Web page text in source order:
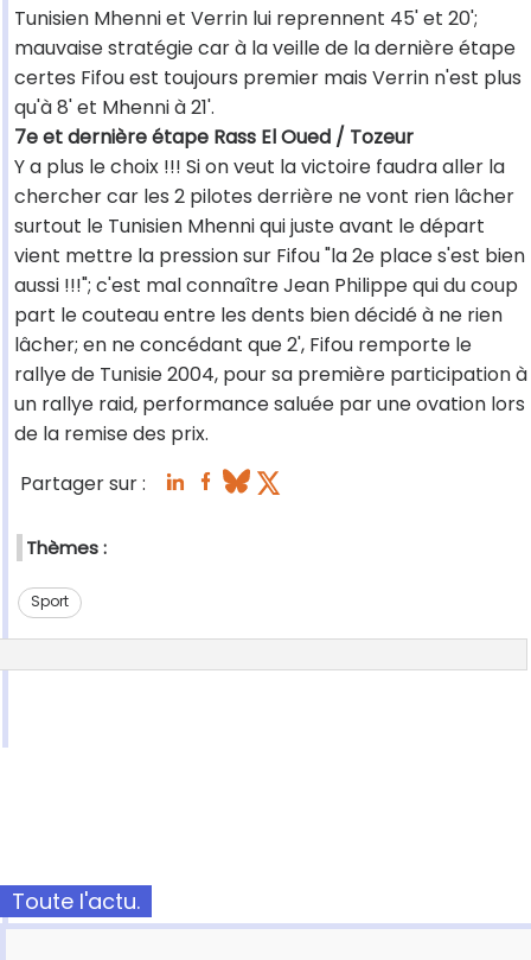
Tunisien Mhenni et Verrin lui reprennent 45' et 20';
mauvaise stratégie car à la veille de la dernière étape
certes Fifou est toujours premier mais Verrin n'est plus
qu'à 8' et Mhenni à 21'.
7e et dernière étape Rass El Oued / Tozeur
Y a plus le choix !!! Si on veut la victoire faudra aller la
chercher car les 2 pilotes derrière ne vont rien lâcher
surtout le Tunisien Mhenni qui juste avant le départ
vient mettre la pression sur Fifou "la 2e place s'est bien
aussi !!!"; c'est mal connaître Jean Philippe qui du coup
part le couteau entre les dents bien décidé à ne rien
lâcher; en ne concédant que 2', Fifou remporte le
rallye de Tunisie 2004, pour sa première participation à
un rallye raid, performance saluée par une ovation lors
de la remise des prix.
Partager sur :
Thèmes :
Sport
Toute l'actu.